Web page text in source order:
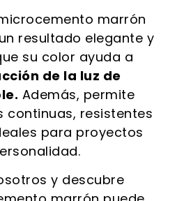
marrón
resultado elegante y
su color ayuda a
de la luz de
Además, permite
continuas, resistentes
para proyectos
y descubre